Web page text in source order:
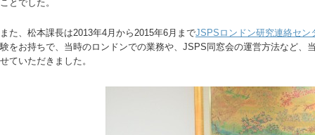
ことでした。
また、松本課長は2013年4月から2015年6月までJSPSロンドン研究連絡セン
験をお持ちで、当時のロンドンでの業務や、JSPS同窓会の運営方法など、
せていただきました。